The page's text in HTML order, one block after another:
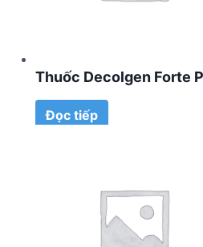
Thuốc Decolgen Forte
Đọc tiếp